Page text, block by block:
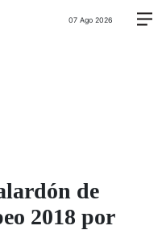
07 Ago 2026
de
2018 por